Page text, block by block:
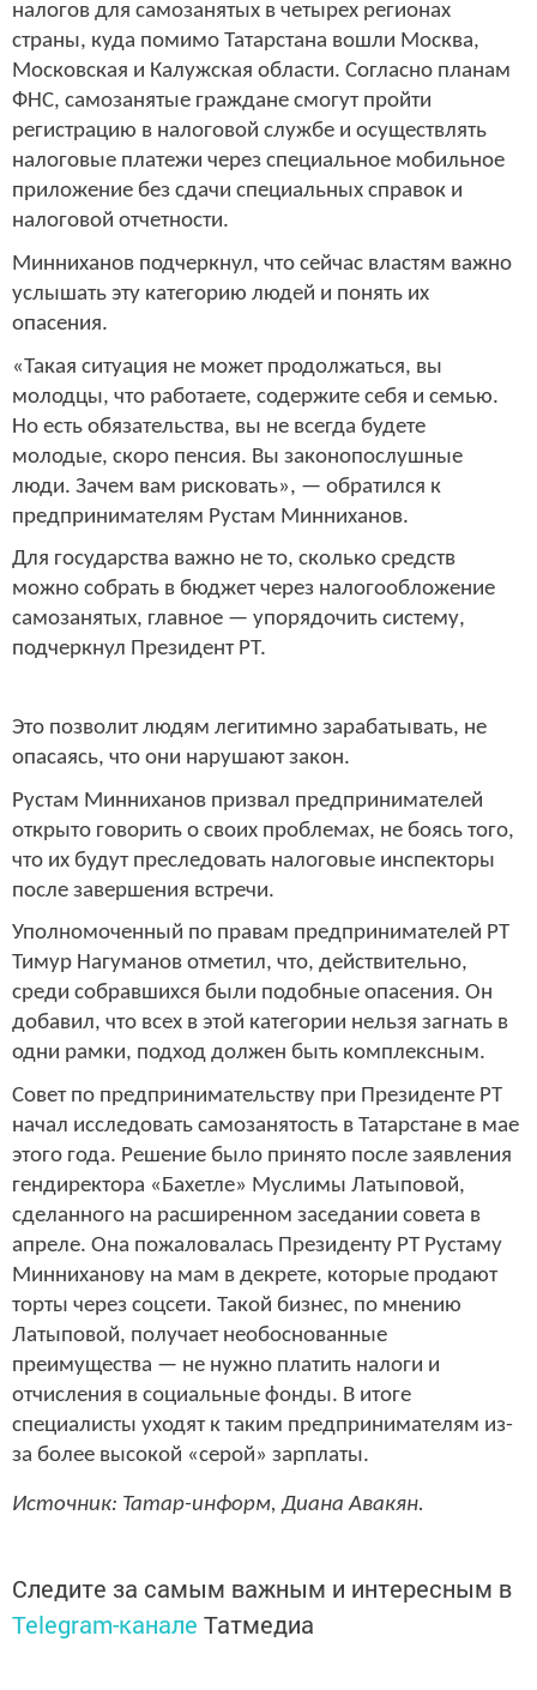
налогов для самозанятых в четырех регионах
страны, куда помимо Татарстана вошли Москва,
Московская и Калужская области. Согласно планам
ФНС, самозанятые граждане смогут пройти
регистрацию в налоговой службе и осуществлять
налоговые платежи через специальное мобильное
приложение без сдачи специальных справок и
налоговой отчетности.
Минниханов подчеркнул, что сейчас властям важно
услышать эту категорию людей и понять их
опасения.
«Такая ситуация не может продолжаться, вы
молодцы, что работаете, содержите себя и семью.
Но есть обязательства, вы не всегда будете
молодые, скоро пенсия. Вы законопослушные
люди. Зачем вам рисковать», — обратился к
предпринимателям Рустам Минниханов.
Для государства важно не то, сколько средств
можно собрать в бюджет через налогообложение
самозанятых, главное — упорядочить систему,
подчеркнул Президент РТ.
Это позволит людям легитимно зарабатывать, не
опасаясь, что они нарушают закон.
Рустам Минниханов призвал предпринимателей
открыто говорить о своих проблемах, не боясь того,
что их будут преследовать налоговые инспекторы
после завершения встречи.
Уполномоченный по правам предпринимателей РТ
Тимур Нагуманов отметил, что, действительно,
среди собравшихся были подобные опасения. Он
добавил, что всех в этой категории нельзя загнать в
одни рамки, подход должен быть комплексным.
Совет по предпринимательству при Президенте РТ
начал исследовать самозанятость в Татарстане в мае
этого года. Решение было принято после заявления
гендиректора «Бахетле» Муслимы Латыповой,
сделанного на расширенном заседании совета в
апреле. Она пожаловалась Президенту РТ Рустаму
Минниханову на мам в декрете, которые продают
торты через соцсети. Такой бизнес, по мнению
Латыповой, получает необоснованные
преимущества — не нужно платить налоги и
отчисления в социальные фонды. В итоге
специалисты уходят к таким предпринимателям из-
за более высокой «серой» зарплаты.
Источник: Татар-информ, Диана Авакян.
Следите за самым важным и интересным в
Telegram-канале Татмедиа